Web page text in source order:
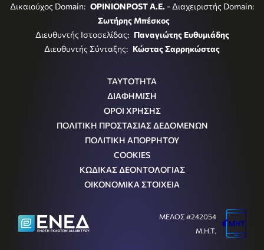
Δικαιούχος Domain: OPINIONPOST A.E. - Διαχειριστής Domain:
Σωτήρης Μπέσκος
Διευθυντής Ιστοσελίδας: Παναγιώτης Ευθυμιάδης
Διευθυντής Σύνταξης: Κώστας Σαρρηκώστας
ΤΑΥΤΟΤΗΤΑ
ΔΙΑΦΗΜΙΣΗ
ΟΡΟΙ ΧΡΗΣΗΣ
ΠΟΛΙΤΙΚΗ ΠΡΟΣΤΑΣΙΑΣ ΔΕΔΟΜΕΝΩΝ
ΠΟΛΙΤΙΚΗ ΑΠΟΡΡΗΤΟΥ
COOKIES
ΚΩΔΙΚΑΣ ΔΕΟΝΤΟΛΟΓΙΑΣ
ΟΙΚΟΝΟΜΙΚΑ ΣΤΟΙΧΕΙΑ
ΜΕΛΟΣ #242054
Μ.Η.Τ.